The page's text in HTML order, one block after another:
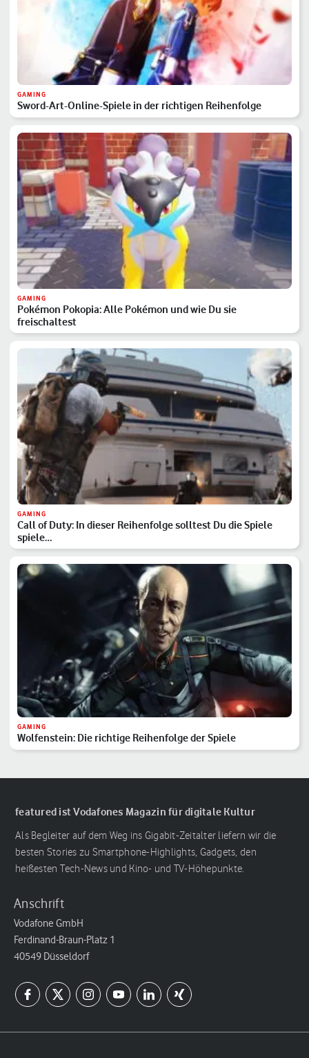
GAMING
Sword-Art-Online-Spiele in der richtigen Reihenfolge
GAMING
Pokémon Pokopia: Alle Pokémon und wie Du sie
freischaltest
GAMING
Call of Duty: In dieser Reihenfolge solltest Du die Spiele
spiele…
GAMING
Wolfenstein: Die richtige Reihenfolge der Spiele
featured ist Vodafones Magazin für digitale Kultur
Als Begleiter auf dem Weg ins Gigabit-Zeitalter liefern wir die
besten Stories zu Smartphone-Highlights, Gadgets, den
heißesten Tech-News und Kino- und TV-Höhepunkte.
Anschrift
Vodafone GmbH
Ferdinand-Braun-Platz 1
40549 Düsseldorf